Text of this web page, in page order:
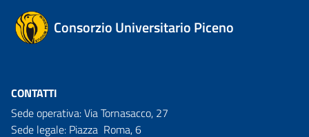
Consorzio Universitario Piceno
CONTATTI
Sede operativa: Via Tornasacco, 27
Sede legale: Piazza Roma, 6